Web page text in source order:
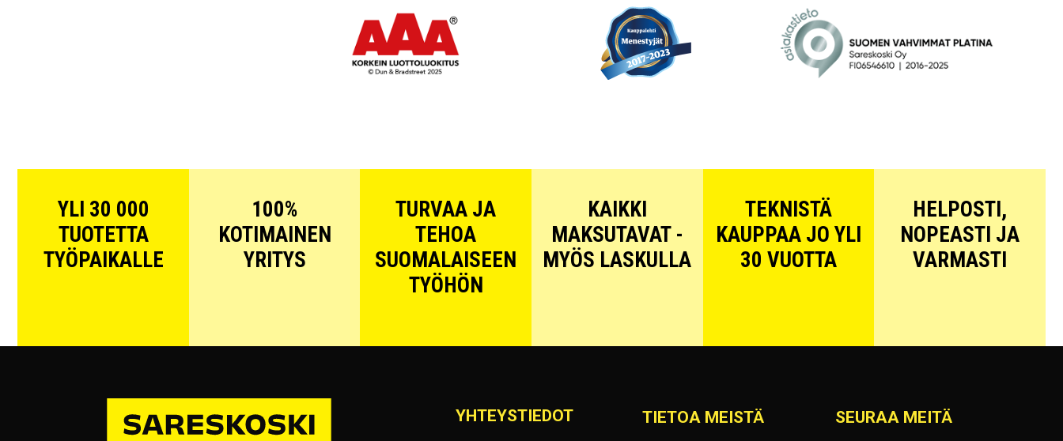
YLI 30 000
TUOTETTA
TYÖPAIKALLE
100%
KOTIMAINEN
YRITYS
TURVAA JA
TEHOA
SUOMALAISEEN
TYÖHÖN
KAIKKI
MAKSUTAVAT -
MYÖS LASKULLA
TEKNISTÄ
KAUPPAA JO YLI
30 VUOTTA
HELPOSTI,
NOPEASTI JA
VARMASTI
YHTEYSTIEDOT TIETOA MEISTÄ SEURAA MEITÄ